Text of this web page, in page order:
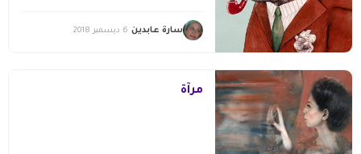
سارة عابدين 6 ديسمبر 2018
مرآة